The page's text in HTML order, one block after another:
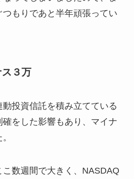
もりであと半年頑張ってい
３万
投資信託を積み立てている
をした影響もあり、マイナ
数週間で大きく、NASDAQ